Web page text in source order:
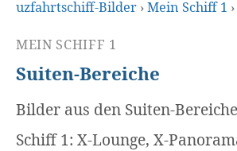
uzfahrtschiff-Bilder ›Mein Schiff 1 ›
MEIN SCHIFF 1
Suiten-Bereiche
Bilder aus den Suiten-
Schiff 1: X-Lounge, X-